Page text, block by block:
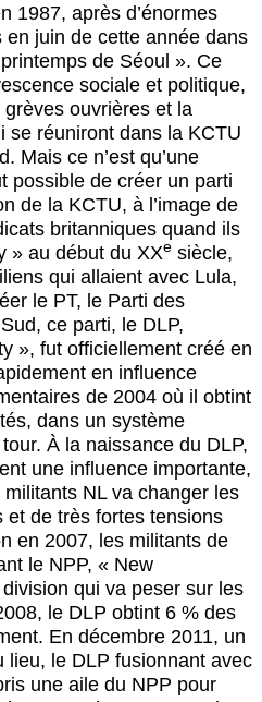
1987, après d’énormes
juin de cette année dans
de Séoul ». Ce
sociale et politique,
ouvrières et la
se réuniront dans la KCTU
Mais ce n’est qu’une
possible de créer un parti
de la KCTU, à l’image de
britanniques quand ils
» au début du XXe siècle,
qui allaient avec Lula,
le PT, le Parti des
ce parti, le DLP,
», fut officiellement créé en
en influence
de 2004 où il obtint
dans un système
À la naissance du DLP,
une influence importante,
NL va changer les
et de très fortes tensions
en 2007, les militants de
le NPP, « New
qui va peser sur les
le DLP obtint 6 % des
En décembre 2011, un
lieu, le DLP fusionnant avec
une aile du NPP pour